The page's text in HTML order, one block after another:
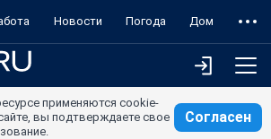
Новости Погода Дом
применяются cookie-
вы подтверждаете свое
Согласен